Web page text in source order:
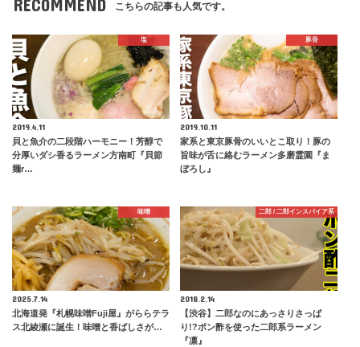
RECOMMEND こちらの記事も人気です。
塩
2019.4.11
貝と魚介の二段階ハーモニー！芳醇で
分厚いダシ香るラーメン方南町『貝節
麺r…
豚骨
2019.10.11
家系と東京豚骨のいいとこ取り！豚の
旨味が舌に絡むラーメン多磨霊園『ま
ぼろし』
味噌
2025.7.14
北海道発『札幌味噌Fuji屋』がららテラ
ス北綾瀬に誕生！味噌と香ばしさが…
二郎 / 二郎インスパイア系
2018.2.14
【渋谷】二郎なのにあっさりさっぱ
り!?ポン酢を使った二郎系ラーメン
『凛』